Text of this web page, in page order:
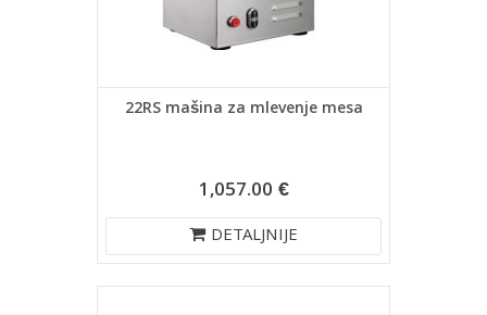
22RS mašina za mlevenje mesa
1,057.00 €
DETALJNIJE